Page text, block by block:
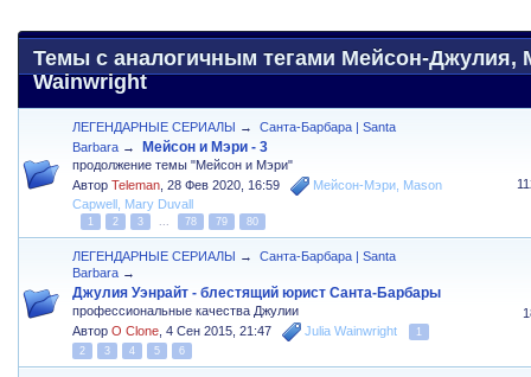
Темы с аналогичным тегами Мейсон-Джулия,
Wainwright
ЛЕГЕНДАРНЫЕ СЕРИАЛЫ →
Санта-Барбара | Santa
Barbara → Мейсон и Мэри - 3
продолжение темы "Мейсон и Мэри"
АвторTeleman ,28 Фев 2020, 16:59 Мейсон-Мэри Mason
Capwell Mary Duvall
1 2 3 ... 78 79 80
ЛЕГЕНДАРНЫЕ СЕРИАЛЫ →
Санта-Барбара | Santa
Barbara →
Джулия Уэнрайт - блестящий юрист Санта-Барбары
профессиональные качества Джулии
АвторO Clone ,4 Сен 2015, 21:47 Julia Wainwright
1
2
3 4 5 6